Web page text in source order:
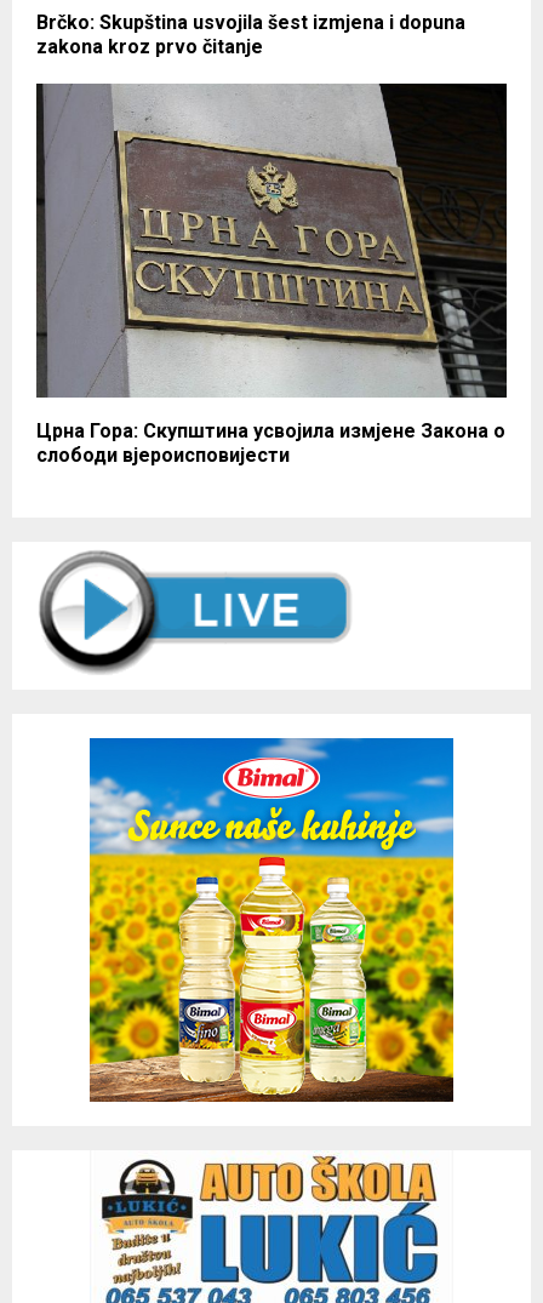
Brčko: Skupština usvojila šest izmjena i dopuna
zakona kroz prvo čitanje
Црна Гора: Скупштина усвојила измјене Закона о
слободи вјероисповијести